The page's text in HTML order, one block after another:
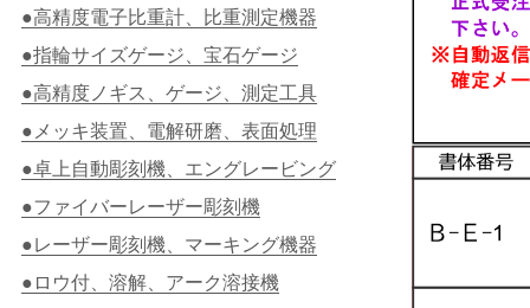
●高精度電子比重計、比重測定機器
●指輪サイズゲージ、宝石ゲージ
●高精度ノギス、ゲージ、測定工具
●メッキ装置、電解研磨、表面処理
●卓上自動彫刻機、エングレービング
●ファイバーレーザー彫刻機
●レーザー彫刻機、マーキング機器
●ロウ付、溶解、アーク溶接機